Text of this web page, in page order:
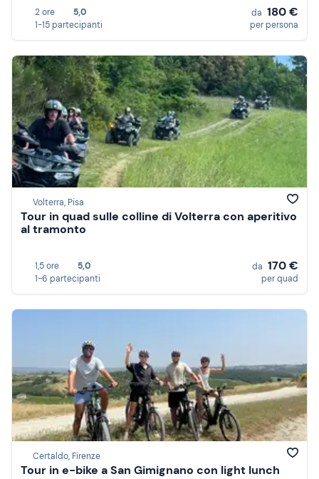
2 ore
5,0
1-15 partecipanti
da 180 €
per persona
Volterra, Pisa
Tour in quad sulle colline di Volterra con aperitivo
al tramonto
1,5 ore
5,0
1-6 partecipanti
da 170 €
per quad
Certaldo, Firenze
Tour in e-bike a San Gimignano con light lunch